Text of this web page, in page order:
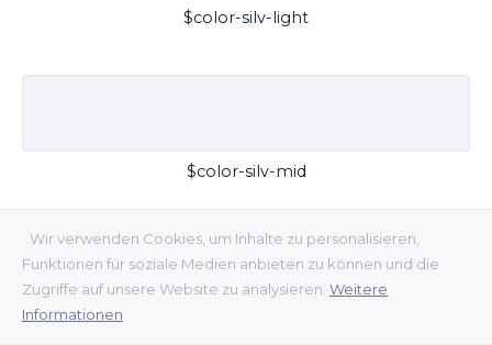
Wir verwenden Cookies, um Inhalte zu personalisieren,
Funktionen für soziale Medien anbieten zu können und die
Zugriffe auf unsere Website zu analysieren. Weitere
Informationen
$color-silv-light
$color-silv-mid